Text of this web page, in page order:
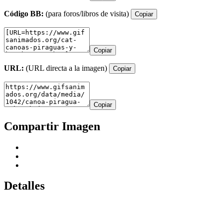
Código BB: (para foros/libros de visita) Copiar
Copiar
URL: (URL directa a la imagen) Copiar
Copiar
Compartir Imagen
Detalles